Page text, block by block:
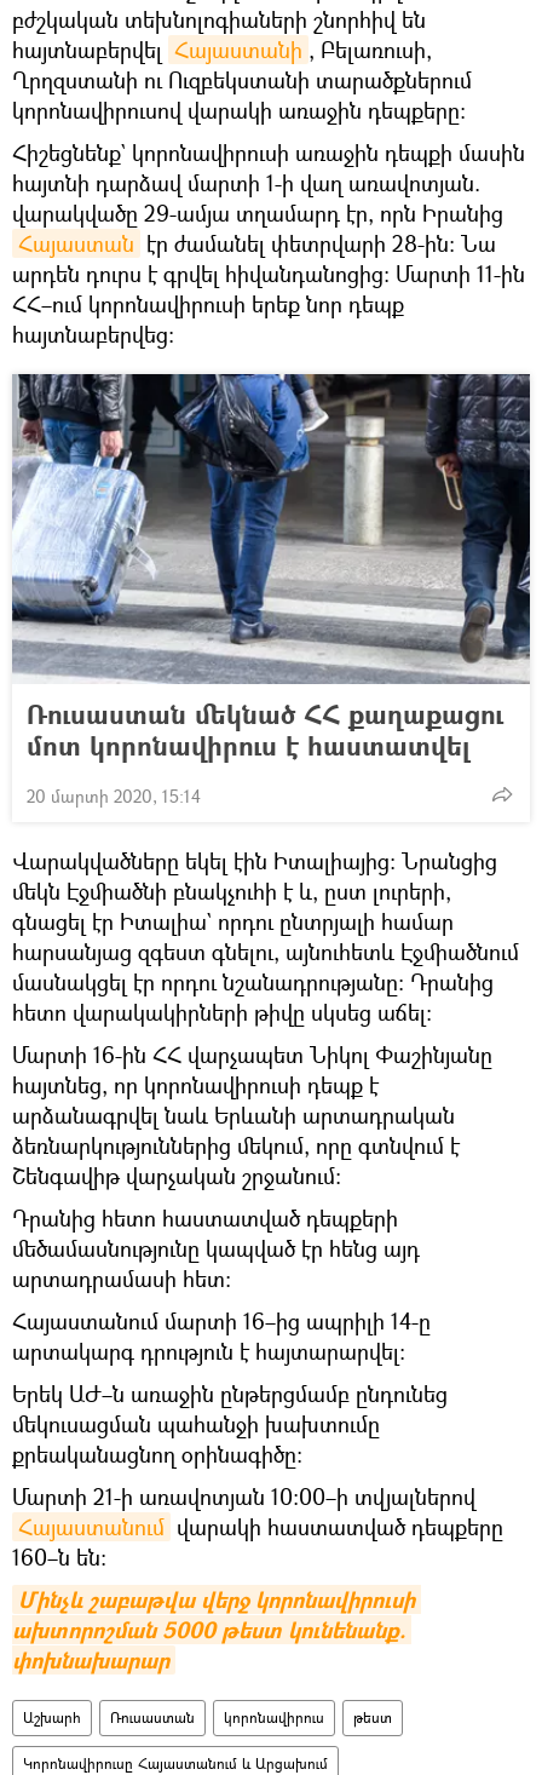
բժշկական տեխնոլոգիաների շնորհիվ են
հայտնաբերվել Հայաստանի , Բելառուսի,
Ղրղզստանի ու Ուզբեկստանի տարածքներում
կորոնավիրուսով վարակի առաջին դեպքերը։
Հիշեցնենք` կորոնավիրուսի առաջին դեպքի մասին
հայտնի դարձավ մարտի 1-ի վաղ առավոտյան.
վարակվածը 29-ամյա տղամարդ էր, որն Իրանից
Հայաստան էր ժամանել փետրվարի 28-ին: Նա
արդեն դուրս է գրվել հիվանդանոցից։ Մարտի 11-ին
ՀՀ–ում կորոնավիրուսի երեք նոր դեպք
հայտնաբերվեց։
Ռուսաստան մեկնած ՀՀ քաղաքացու
մոտ կորոնավիրուս է հաստատվել
20 մարտի 2020, 15:14
Վարակվածները եկել էին Իտալիայից։ Նրանցից
մեկն Էջմիածնի բնակչուհի է և, ըստ լուրերի,
գնացել էր Իտալիա` որդու ընտրյալի համար
հարսանյաց զգեստ գնելու, այնուհետև Էջմիածնում
մասնակցել էր որդու նշանադրությանը։ Դրանից
հետո վարակակիրների թիվը սկսեց աճել։
Մարտի 16-ին ՀՀ վարչապետ Նիկոլ Փաշինյանը
հայտնեց, որ կորոնավիրուսի դեպք է
արձանագրվել նաև Երևանի արտադրական
ձեռնարկություններից մեկում, որը գտնվում է
Շենգավիթ վարչական շրջանում։
Դրանից հետո հաստատված դեպքերի
մեծամասնությունը կապված էր հենց այդ
արտադրամասի հետ:
Հայաստանում մարտի 16–ից ապրիլի 14-ը
արտակարգ դրություն է հայտարարվել։
Երեկ ԱԺ–ն առաջին ընթերցմամբ ընդունեց
մեկուսացման պահանջի խախտումը
քրեականացնող օրինագիծը։
Մարտի 21-ի առավոտյան 10։00–ի տվյալներով
Հայաստանում վարակի հաստատված դեպքերը
160–ն են։
Մինչև շաբաթվա վերջ կորոնավիրուսի
ախտորոշման 5000 թեստ կունենանք.
փոխնախարար
Աշխարհ Ռուսաստան կորոնավիրուս թեստ
Կորոնավիրուսը Հայաստանում և Արցախում